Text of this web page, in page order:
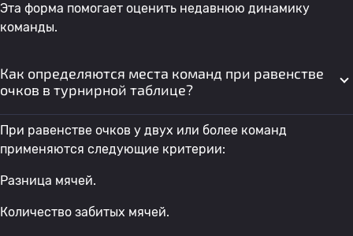
Эта форма помогает оценить недавнюю динамику
команды.
Как определяются места команд при равенстве
очков в турнирной таблице?
При равенстве очков у двух или более команд
применяются следующие критерии:
Разница мячей.
Количество забитых мячей.